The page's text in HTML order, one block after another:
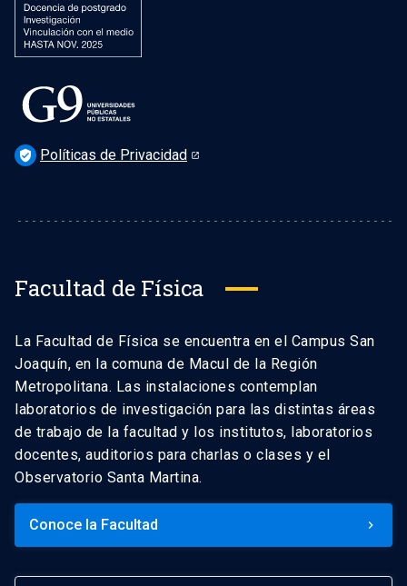
verified_user Políticas de Privacidad
Facultad de Física
La Facultad de Física se encuentra en el Campus San
Joaquín, en la comuna de Macul de la Región
Metropolitana. Las instalaciones contemplan
laboratorios de investigación para las distintas áreas
de trabajo de la facultad y los institutos, laboratorios
docentes, auditorios para charlas o clases y el
Observatorio Santa Martina.
Conoce la Facultad keyboard_arrow_right